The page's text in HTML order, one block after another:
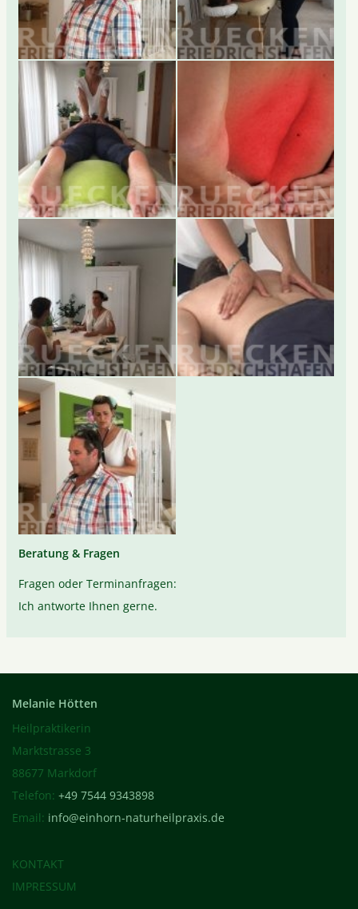
Beratung & Fragen
Fragen oder Terminanfragen:
Ich antworte Ihnen gerne.
Melanie Hötten
Heilpraktikerin
Marktstrasse 3
88677 Markdorf
Telefon: +49 7544 9343898
Email: info@einhorn-naturheilpraxis.de
KONTAKT
IMPRESSUM